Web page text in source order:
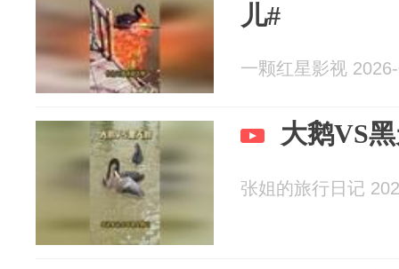
儿#
一颗红星影视
大鹅VS
张姐的旅行日记